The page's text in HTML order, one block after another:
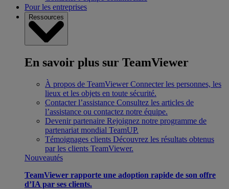
Pour les entreprises
Ressources
En savoir plus sur TeamViewer
À propos de TeamViewer Connecter les personnes, les
lieux et les objets en toute sécurité.
Contacter l’assistance Consultez les articles de
l’assistance ou contactez notre équipe.
Devenir partenaire Rejoignez notre programme de
partenariat mondial TeamUP.
Témoignages clients Découvrez les résultats obtenus
par les clients TeamViewer.
Nouveautés
TeamViewer rapporte une adoption rapide de son offre
d’IA par ses clients.